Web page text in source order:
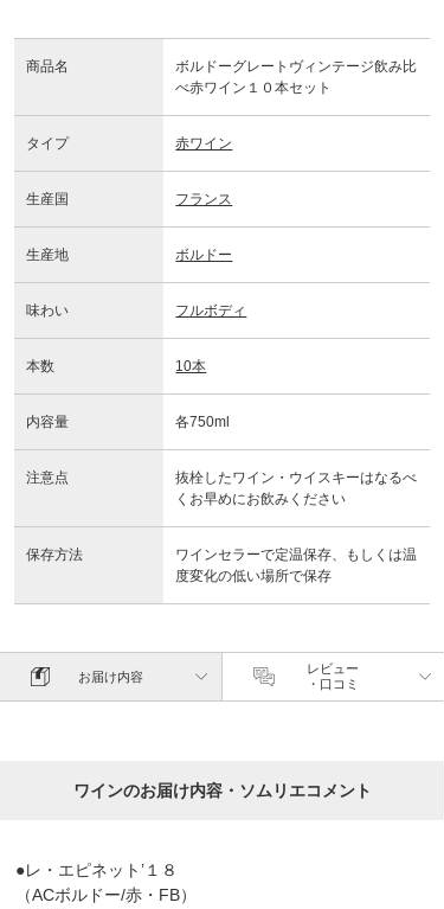
商品名
ボルドーグレートヴィンテージ飲み比
べ赤ワイン１０本セット
タイプ 赤ワイン
生産国 フランス
生産地 ボルドー
味わい フルボディ
本数 10本
内容量 各750ml
注意点
抜栓したワイン・ウイスキーはなるべ
くお早めにお飲みください
保存方法
ワインセラーで定温保存、もしくは温
度変化の低い場所で保存
お届け内容
レビュー
・口コミ
ワインのお届け内容・ソムリエコメント
●レ・エピネット’１８
（ACボルドー/赤・FB）